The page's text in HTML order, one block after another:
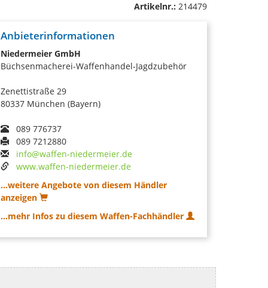
Artikelnr.: 214479
Anbieterinformationen
Niedermeier GmbH
Büchsenmacherei-Waffenhandel-Jagdzubehör
Zenettistraße 29
80337 München (Bayern)
089 776737
089 7212880
info@waffen-niedermeier.de
www.waffen-niedermeier.de
...weitere Angebote von diesem Händler
anzeigen
...mehr Infos zu diesem Waffen-Fachhändler